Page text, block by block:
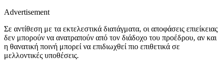
Advertisement
Σε αντίθεση με τα εκτελεστικά διατάγματα, οι αποφάσεις επιείκειας
δεν μπορούν να ανατραπούν από τον διάδοχο του προέδρου, αν και
η θανατική ποινή μπορεί να επιδιωχθεί πιο επιθετικά σε
μελλοντικές υποθέσεις.